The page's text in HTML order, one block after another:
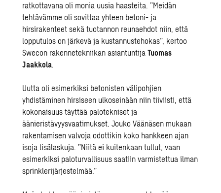
ratkottavana oli monia uusia haasteita. ”Meidän
tehtävämme oli sovittaa yhteen betoni- ja
hirsirakenteet sekä tuotannon reunaehdot niin, että
lopputulos on järkevä ja kustannustehokas”, kertoo
Swecon rakennetekniikan asiantuntijaTuomas
Jaakkola.
Uutta oli esimerkiksi betonisten välipohjien
yhdistäminen hirsiseen ulkoseinään niin tiiviisti, että
kokonaisuus täyttää palotekniset ja
äänieristävyysvaatimukset. Jouko Väänäsen mukaan
rakentamisen valvoja odottikin koko hankkeen ajan
isoja lisälaskuja. ”Niitä ei kuitenkaan tullut, vaan
esimerkiksi paloturvallisuus saatiin varmistettua ilman
sprinklerijärjestelmää.”